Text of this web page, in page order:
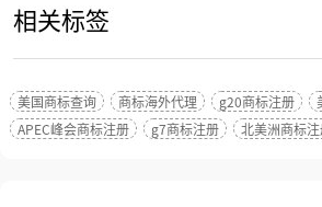
相关标签
美国商标查询 商标海外代理 g20商标注册
APEC峰会商标注册
g7商标注册 北美洲商标